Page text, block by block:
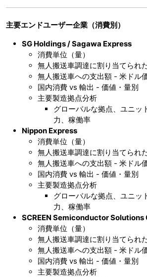
主要エンドユーザー企業（消費別）
SG Holdings / Sagawa Express
消費単位（量）
無人搬送車調達に割り当てられ
無人搬送車への支出額 - 米ドル
国内消費 vs 輸出 - 価値・量別
主要製造拠点分析
グローバルな拠点、ユニッ
力、稼働率
Nippon Express
消費単位（量）
無人搬送車調達に割り当てられ
無人搬送車への支出額 - 米ドル
国内消費 vs 輸出 - 価値・量別
主要製造拠点分析
グローバルな拠点、ユニッ
力、稼働率
SCREEN Semiconductor Solutions
消費単位（量）
無人搬送車調達に割り当てられ
無人搬送車への支出額 - 米ドル
国内消費 vs 輸出 - 価値・量別
主要製造拠点分析